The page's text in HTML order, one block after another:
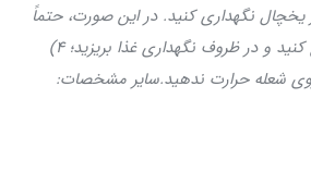
حداکثر ۱ روز در یخچال نگهداری کنید. در این صورت، حتماً
محتوی را از قوطی خارج کنید و در ظروف نگهداری غذا بریزید؛ ۴)
شعله حرارت ندهید.سایر مشخصات: